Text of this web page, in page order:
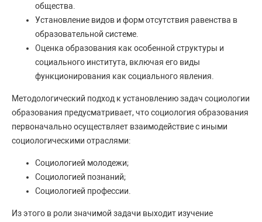
общества.
Установление видов и форм отсутствия равенства в
образовательной системе.
Оценка образования как особенной структуры и
социального института, включая его виды
функционирования как социального явления.
Методологический подход к установлению задач социологии
образования предусматривает, что социология образования
первоначально осуществляет взаимодействие с иными
социологическими отраслями:
Социологией молодежи;
Социологией познаний;
Социологией профессии.
Из этого в роли значимой задачи выходит изучение